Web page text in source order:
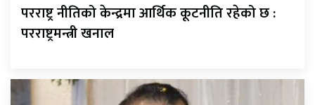
परराष्ट्र नीतिको केन्द्रमा आर्थिक कूटनीति रहेको छ :
परराष्ट्रमन्त्री खनाल